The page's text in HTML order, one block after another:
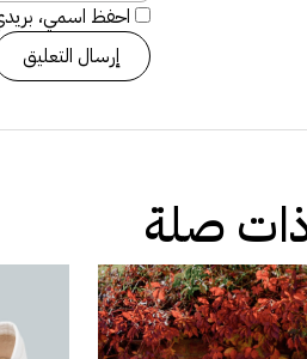
احفظ اسمي، بريدي
صلة